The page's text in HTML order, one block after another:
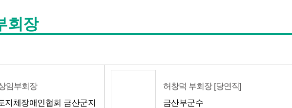
회장
임부회장
지체장애인협회 금산군지
허창덕 부회장 [당연직]
금산부군수